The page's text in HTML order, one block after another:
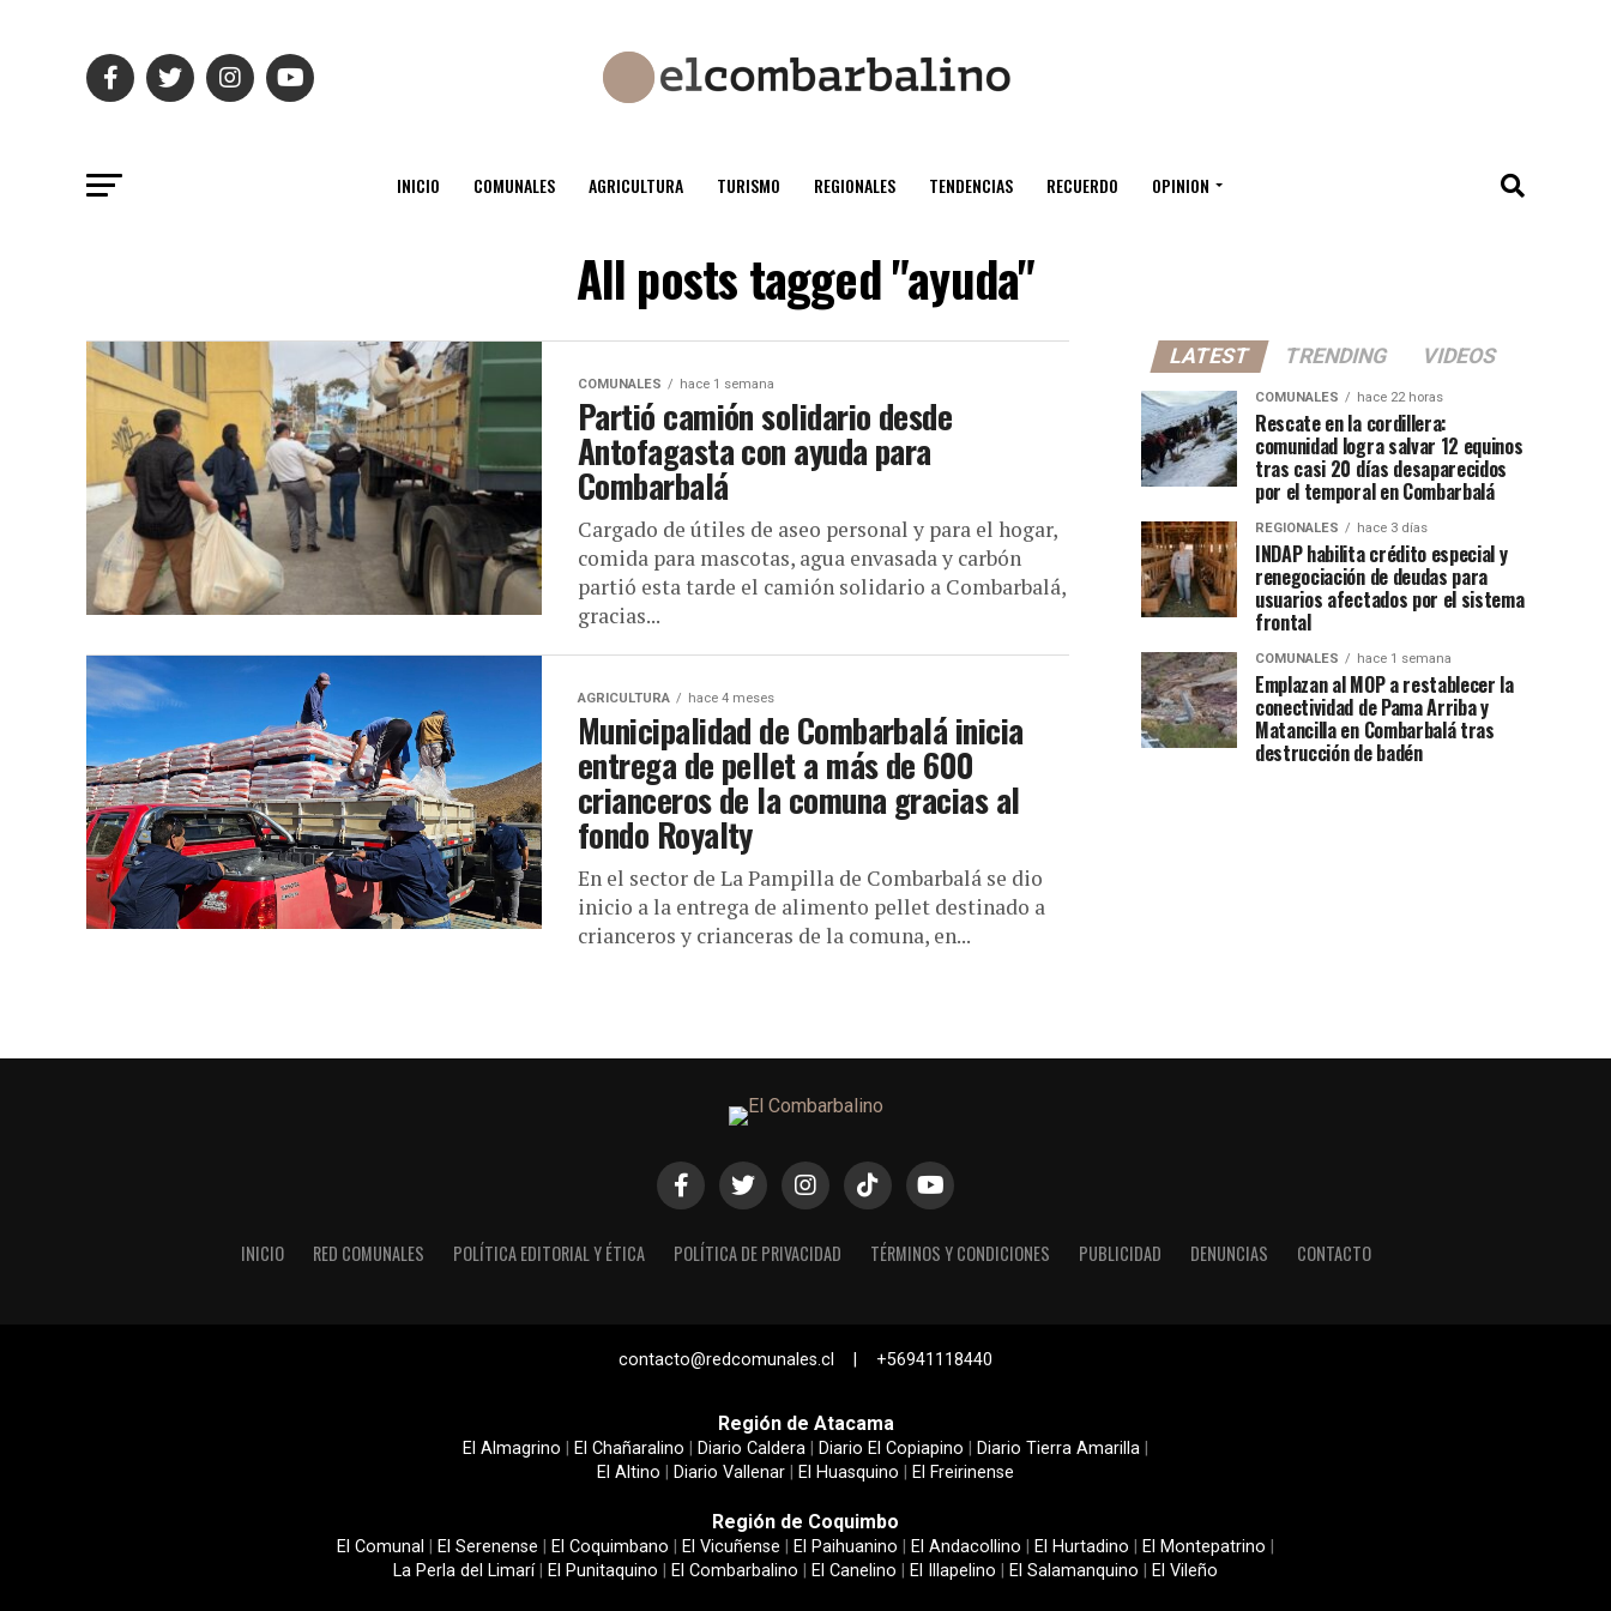
INICIO COMUNALES AGRICULTURA TURISMO REGIONALES TENDENCIAS RECUERDO OPINION
All posts tagged "ayuda"
COMUNALES hace 1 semana
Partió camión solidario desde
Antofagasta con ayuda para
Combarbalá
Cargado de útiles de aseo personal y para el hogar,
comida para mascotas, agua envasada y carbón
partió esta tarde el camión solidario a Combarbalá,
gracias...
AGRICULTURA hace 4 meses
Municipalidad de Combarbalá inicia
entrega de pellet a más de 600
crianceros de la comuna gracias al
fondo Royalty
En el sector de La Pampilla de Combarbalá se dio
inicio a la entrega de alimento pellet destinado a
crianceros y crianceras de la comuna, en...
LATEST TRENDING VIDEOS
COMUNALES hace 22 horas
Rescate en la cordillera:
comunidad logra salvar 12 equinos
tras casi 20 días desaparecidos
por el temporal en Combarbalá
REGIONALES hace 3 días
INDAP habilita crédito especial y
renegociación de deudas para
usuarios afectados por el sistema
frontal
COMUNALES hace 1 semana
Emplazan al MOP a restablecer la
conectividad de Pama Arriba y
Matancilla en Combarbalá tras
destrucción de badén
INICIO RED COMUNALES POLÍTICA EDITORIAL Y ÉTICA POLÍTICA DE PRIVACIDAD TÉRMINOS Y CONDICIONES PUBLICIDAD DENUNCIAS CONTACTO
contacto@redcomunales.cl | +56941118440
Región de Atacama
El Almagrino El Chañaralino Diario Caldera Diario El Copiapino Diario Tierra Amarilla
El Altino
Diario Vallenar El Huasquino El Freirinense
Región de Coquimbo
El Comunal El Serenense El Coquimbano El Vicuñense El Paihuanino El Andacollino El Hurtadino El Montepatrino
La Perla del Limarí| El Punitaquino El Combarbalino El Canelino El Illapelino El Salamanquino El Vileño